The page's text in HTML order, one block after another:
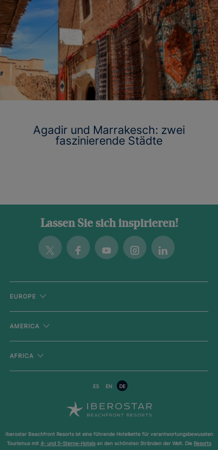
Agadir und Marrakesch: zwei
faszinierende Städte
Lassen Sie sich inspirieren!
Twitter FacebookYoutubeInstagramLinkedin
EUROPE
AMERICA
AFRICA
ES EN DE
Iberostar Beachfront Resorts ist eine führende Hotelkette für verantwortungsbewussten
Tourismus mit 4- und 5-Sterne-Hotels an den schönsten Stränden der Welt. Die Resorts